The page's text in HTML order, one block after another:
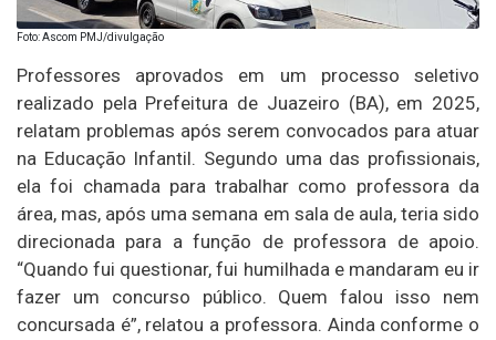
Foto: Ascom PMJ/divulgação
Professores aprovados em um processo seletivo
realizado pela Prefeitura de Juazeiro (BA), em 2025,
relatam problemas após serem convocados para atuar
na Educação Infantil. Segundo uma das profissionais,
ela foi chamada para trabalhar como professora da
área, mas, após uma semana em sala de aula, teria sido
direcionada para a função de professora de apoio.
“Quando fui questionar, fui humilhada e mandaram eu ir
fazer um concurso público. Quem falou isso nem
concursada é”, relatou a professora. Ainda conforme o